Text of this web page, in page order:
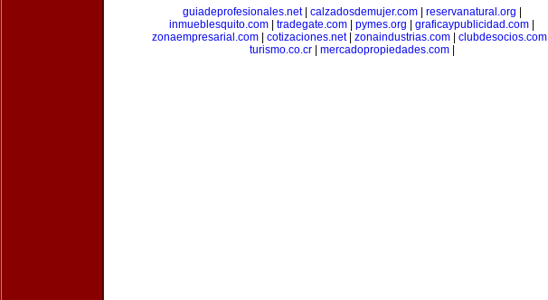
guiadeprofesionales.net| calzadosdemujer.com| reservanatural.org
inmueblesquito.com
tradegate.com pymes.org graficaypublicidad.com
zonaempresarial.com| cotizaciones.net| zonaindustrias.com| clubdesocios.com|
turismo.co.cr| mercadopropiedades.com|